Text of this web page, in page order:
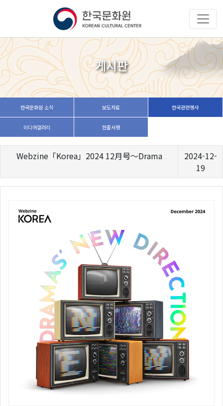
게시판
한국문화원 소식 보도자료 한국관련행사
미디어갤러리 한줄서평
Webzine「Korea」2024 12月号～Drama
2024-12-
19